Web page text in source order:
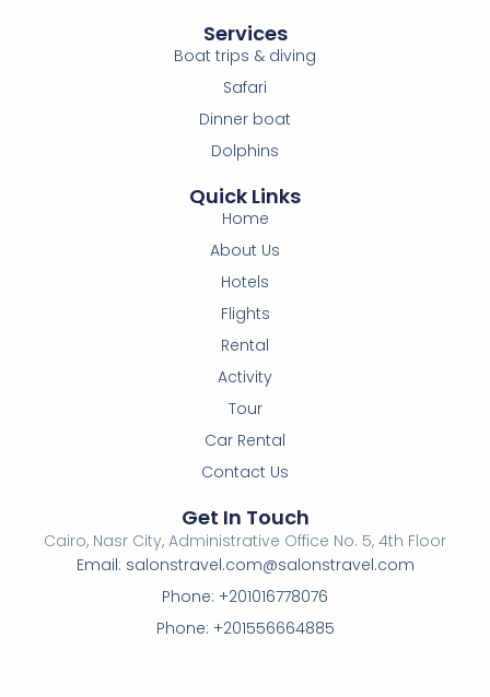
Quick Links
Home
About Us
Hotels
Flights
Rental
Activity
Tour
Car Rental
Contact Us
Services
Boat trips & diving
Safari
Dinner boat
Dolphins
Get In Touch
Cairo, Nasr City, Administrative Office No. 5, 4th Floor
Email: salonstravel.com@salonstravel.com
Phone: +201016778076
Phone: +201556664885